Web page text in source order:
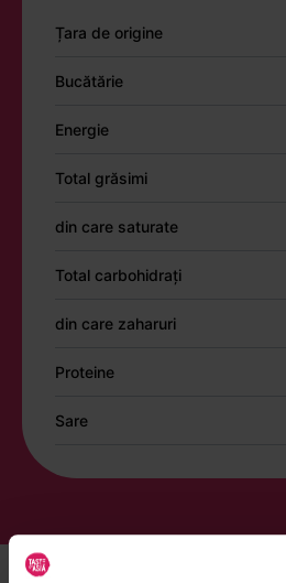
Țara de origine
Bucătărie
Energie
Total grăsimi
din care saturate
Total carbohidrați
din care zaharuri
Proteine
Sare